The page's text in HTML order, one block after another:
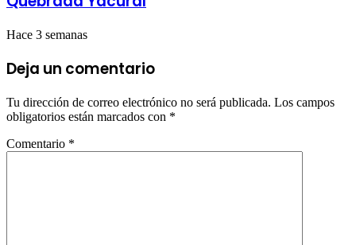
Hace 3 semanas
Deja un comentario
Tu dirección de correo electrónico no será publicada. Los campos
obligatorios están marcados con *
Comentario *